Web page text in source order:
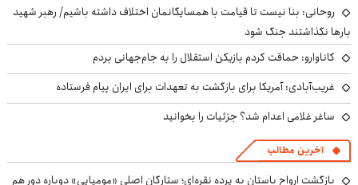
روحانی: بنا نیست تا قیامت با همسایگانمان اختلاف داشته باشیم/ رهبر شهید
بارها نگذاشتند جنگ شود
کاناوارو: حماقت کردم بازیکن استقلال را به جام‌جهانی بردم
غریب‌آبادی: آمریکا برای بازگشت به تعهدات برای ایران پیام فرستاده
ساغر غلامی اعدام شد؟ جزئیات را بخوانید
آخرین مطالب
بازگشت ارواح باستان به پرده نقره‌ای؛ ستارگان اصلی «مومیایی» دوباره دور هم